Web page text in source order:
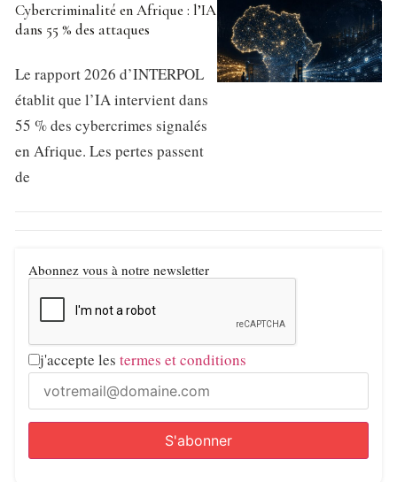
Cybercriminalité en Afrique : l’IA
dans 55 % des attaques
Le rapport 2026 d’INTERPOL
établit que l’IA intervient dans
55 % des cybercrimes signalés
en Afrique. Les pertes passent
de
Abonnez vous à notre newsletter
j'accepte les termes et conditions